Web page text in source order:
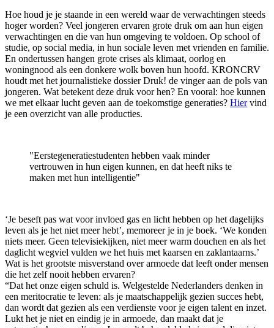
Hoe houd je je staande in een wereld waar de verwachtingen steeds
hoger worden? Veel jongeren ervaren grote druk om aan hun eigen
verwachtingen en die van hun omgeving te voldoen. Op school of
studie, op social media, in hun sociale leven met vrienden en familie.
En ondertussen hangen grote crises als klimaat, oorlog en
woningnood als een donkere wolk boven hun hoofd. KRONCRV
houdt met het journalistieke dossier Druk! de vinger aan de pols van
jongeren. Wat betekent deze druk voor hen? En vooral: hoe kunnen
we met elkaar lucht geven aan de toekomstige generaties? Hiervind
je een overzicht van alle producties.
"Eerstegeneratiestudenten hebben vaak minder
vertrouwen in hun eigen kunnen, en dat heeft niks te
maken met hun intelligentie"
‘Je beseft pas wat voor invloed gas en licht hebben op het dagelijks
leven als je het niet meer hebt’, memoreer je in je boek. ‘We konden
niets meer. Geen televisiekijken, niet meer warm douchen en als het
daglicht wegviel vulden we het huis met kaarsen en zaklantaarns.’
Wat is het grootste misverstand over armoede dat leeft onder mensen
die het zelf nooit hebben ervaren?
“Dat het onze eigen schuld is. Welgestelde Nederlanders denken in
een meritocratie te leven: als je maatschappelijk gezien succes hebt,
dan wordt dat gezien als een verdienste voor je eigen talent en inzet.
Lukt het je niet en eindig je in armoede, dan maakt dat je